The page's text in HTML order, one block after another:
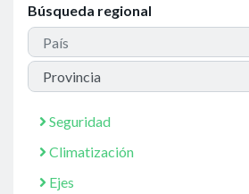
Búsqueda regional
Seguridad
Climatización
Ejes